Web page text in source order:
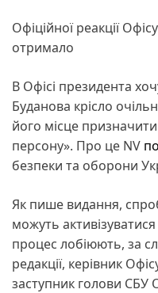
Офіційної реакції
отримало
В Офісі президента
Буданова крісло
його місце
персону». Про це NV
безпеки та оборони
Як пише видання,
можуть
процес лобіюють, за
редакції, керівник
заступник голови СБУ